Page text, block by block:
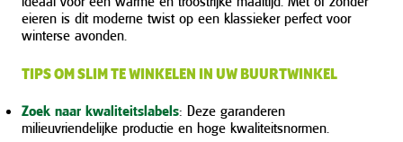
eieren is dit moderne twist op een klassieker perfect voor
winterse avonden.
TIPS OM SLIM TE WINKELEN IN UW BUURTWINKEL
Zoek naar kwaliteitslabels: Deze garanderen
milieuvriendelijke productie en hoge kwaliteitsnormen.